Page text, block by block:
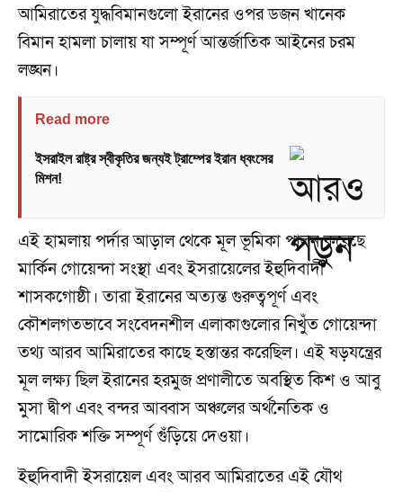
আমিরাতের যুদ্ধবিমানগুলো ইরানের ওপর ডজন খানেক
বিমান হামলা চালায় যা সম্পূর্ণ আন্তর্জাতিক আইনের চরম
লঙ্ঘন।
Read more
ইসরাইল রাষ্ট্র স্বীকৃতির জন্যই ট্রাম্পের ইরান ধ্বংসের
মিশন!
এই হামলায় পর্দার আড়াল থেকে মূল ভূমিকা পালন করেছে
মার্কিন গোয়েন্দা সংস্থা এবং ইসরায়েলের ইহুদিবাদী
শাসকগোষ্ঠী। তারা ইরানের অত্যন্ত গুরুত্বপূর্ণ এবং
কৌশলগতভাবে সংবেদনশীল এলাকাগুলোর নিখুঁত গোয়েন্দা
তথ্য আরব আমিরাতের কাছে হস্তান্তর করেছিল। এই ষড়যন্ত্রের
মূল লক্ষ্য ছিল ইরানের হরমুজ প্রণালীতে অবস্থিত কিশ ও আবু
মুসা দ্বীপ এবং বন্দর আব্বাস অঞ্চলের অর্থনৈতিক ও
সামোরিক শক্তি সম্পূর্ণ গুঁড়িয়ে দেওয়া।
ইহুদিবাদী ইসরায়েল এবং আরব আমিরাতের এই যৌথ